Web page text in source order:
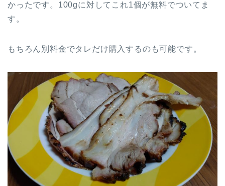
かったです。100gに対してこれ1個が無料でついてま
す。
もちろん別料金でタレだけ購入するのも可能です。